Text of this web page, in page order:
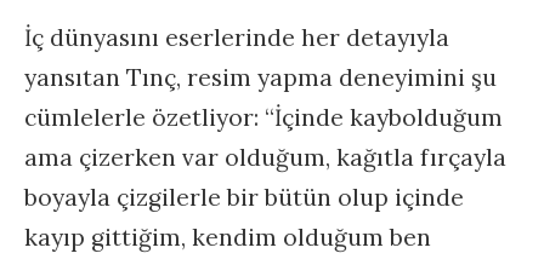
İç dünyasını eserlerinde her detayıyla
yansıtan Tınç, resim yapma deneyimini şu
cümlelerle özetliyor: “İçinde kaybolduğum
ama çizerken var olduğum, kağıtla fırçayla
boyayla çizgilerle bir bütün olup içinde
kayıp gittiğim, kendim olduğum ben